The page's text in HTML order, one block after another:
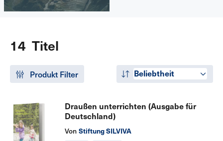
14 Titel
Produkt Filter Beliebtheit
Draußen unterrichten (Ausgabe für
Deutschland)
Von Stiftung SILVIVA